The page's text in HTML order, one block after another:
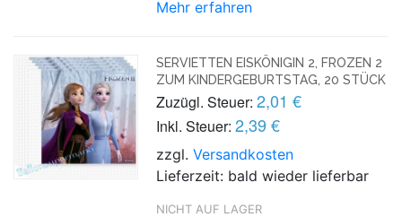
Mehr erfahren
SERVIETTEN EISKÖNIGIN 2, FROZEN 2
ZUM KINDERGEBURTSTAG, 20 STÜCK
Zuzügl. Steuer: 2,01 €
Inkl. Steuer: 2,39 €
zzgl.Versandkosten
Lieferzeit: bald wieder lieferbar
NICHT AUF LAGER